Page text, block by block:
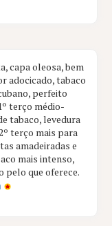
capa oleosa, bem
adocicado, tabaco
perfeito
terço médio-
tabaco, levedura
terço mais para
amadeiradas e
mais intenso,
pelo que oferece.